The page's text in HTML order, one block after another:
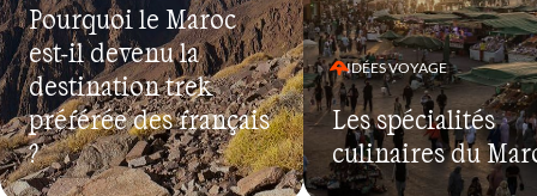
Pourquoi le Maroc
est-il devenu la
destination trek
préférée des français
?
IDÉES VOYAGE
Les spécialités
culinaires du